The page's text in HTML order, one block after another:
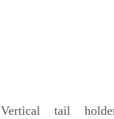
Vertical tail